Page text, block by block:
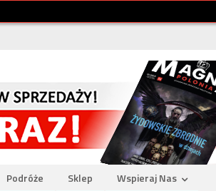
Podróże Sklep Wspieraj Nas